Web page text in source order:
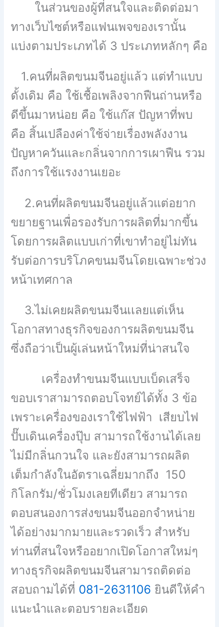
ในส่วนของผู้ที่สนใจและติดต่อมา
ทางเว็บไซต์หรือแฟนเพจของเรานั้น
แบ่งตามประเภทได้ 3 ประเภทหลักๆ คือ
1.คนที่ผลิตขนมจีนอยู่แล้ว แต่ทำแบบ
ดั้งเดิม คือ ใช้เชื้อเพลิงจากฟืนถ่านหรือ
ดีขึ้นมาหน่อย คือ ใช้แก๊ส ปัญหาที่พบ
คือ สิ้นเปลืองค่าใช้จ่ายเรื่องพลังงาน
ปัญหาควันและกลิ่นจากการเผาฟืน รวม
ถึงการใช้แรงงานเยอะ
2.คนที่ผลิตขนมจีนอยู่แล้วแต่อยาก
ขยายฐานเพื่อรองรับการผลิตที่มากขึ้น
โดยการผลิตแบบเก่าที่เขาทำอยู่ไม่ทัน
รับต่อการบริโภคขนมจีนโดยเฉพาะช่วง
หน้าเทศกาล
3.ไม่เคยผลิตขนมจีนเเลยแต่เห็น
โอกาสทางธุรกิจของการผลิตขนมจีน
ซึ่งถือว่าเป็นผู้เล่นหน้าใหม่ที่น่าสนใจ
เครื่องทำขนมจีนแบบเบ็ดเสร็จ
ขอบเราสามารถตอบโจทย์ได้ทั้ง 3 ข้อ
เพราะเครื่องของเราใช้ไฟฟ้า เสียบไฟ
ปั๊บเดินเครื่องปุ๊บ สามารถใช้งานได้เลย
ไม่มีกลิ่นกวนใจ และยังสามารถผลิต
เต็มกำลังในอัตราเฉลี่ยมากถึง 150
กิโลกรัม/ชั่วโมงเลยทีเดียว สามารถ
ตอบสนองการส่งขนมจีนออกจำหน่าย
ได้อย่างมากมายและรวดเร็ว สำหรับ
ท่านที่สนใจหรืออยากเปิดโอกาสใหม่ๆ
ทางธุรกิจผลิตขนมจีนสามารถติดต่อ
สอบถามได้ที่ 081-2631106 ยินดีให้คำ
แนะนำและตอบรายละเอียด